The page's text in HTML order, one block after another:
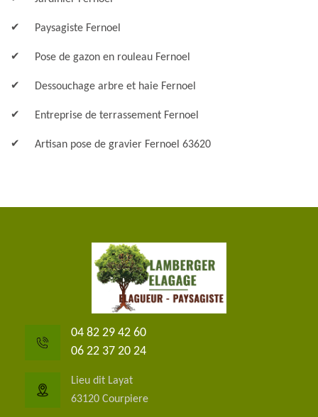
Paysagiste Fernoel
Pose de gazon en rouleau Fernoel
Dessouchage arbre et haie Fernoel
Entreprise de terrassement Fernoel
Artisan pose de gravier Fernoel 63620
04 82 29 42 60
06 22 37 20 24
Lieu dit Layat
63120 Courpiere